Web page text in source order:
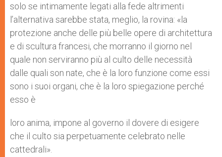
solo se intimamente legati alla fede altrimenti
l’alternativa sarebbe stata, meglio, la rovina: «la
protezione anche delle più belle opere di architettura
e di scultura francesi, che morranno il giorno nel
quale non serviranno più al culto delle necessità
dalle quali son nate, che è la loro funzione come essi
sono i suoi organi, che è la loro spiegazione perché
esso è
loro anima, impone al governo il dovere di esigere
che il culto sia perpetuamente celebrato nelle
cattedrali».